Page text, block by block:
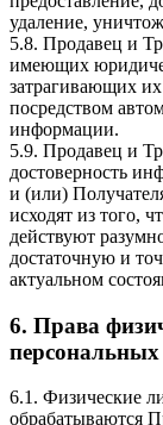
удаление,
5.8. Продавец и
имеющих
затрагивающих
посредством
информации.
5.9. Продавец и
достоверность
и (или)
исходят из того,
действуют
достаточную и
актуальном
6. Права
6.1. Физические
обрабатываются